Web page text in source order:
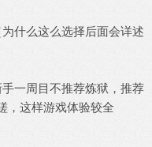
什么这么选择后面会详述
一周目不推荐炼狱，推荐
，这样游戏体验较全